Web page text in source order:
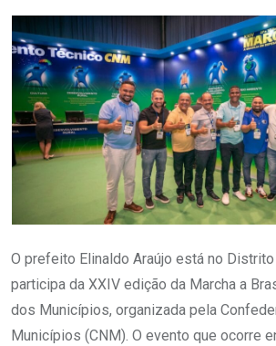
O prefeito Elinaldo Araújo está no
participa da XXIV edição da Marcha a
dos Municípios, organizada pela
Municípios (CNM). O evento que ocorre